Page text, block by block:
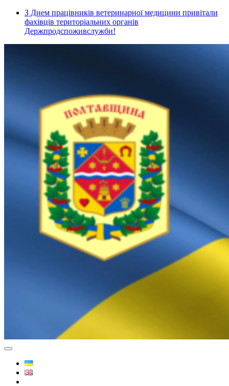
З Днем працівників ветеринарної медицини привітали
фахівців територіальних органів
Держпродспоживслужби!